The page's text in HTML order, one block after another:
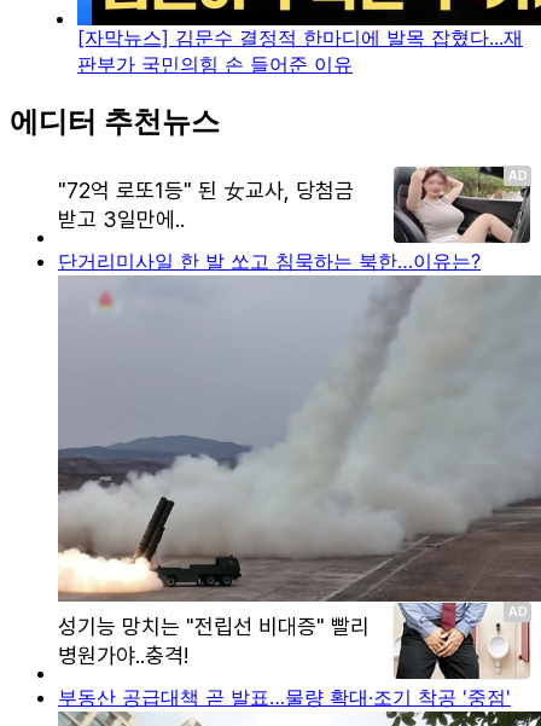
[자막뉴스] 김문수 결정적 한마디에 발목 잡혔다...재
판부가 국민의힘 손 들어준 이유
에디터 추천뉴스
단거리미사일 한 발 쏘고 침묵하는 북한…이유는?
부동산 공급대책 곧 발표…물량 확대·조기 착공 '중점'